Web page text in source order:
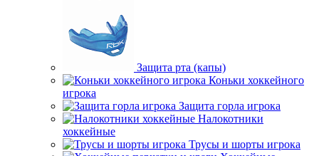
Защита рта (капы)
Коньки хоккейного
игрока
Защита горла игрока
Налокотники
хоккейные
Трусы и шорты игрока